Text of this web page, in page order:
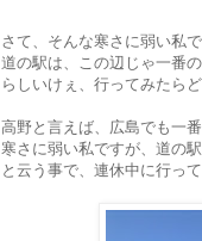
さて、そんな寒さに弱い私
道の駅は、この辺じゃ一番
らしいけぇ、行ってみたら
高野と言えば、広島でも一
寒さに弱い私ですが、道の
と云う事で、連休中に行って